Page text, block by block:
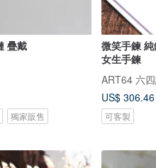
天然迷你珍珠手鏈 疊戴
獨家販售
微笑手鍊
女生手鍊
ART64 六
US$ 306.46
可客製